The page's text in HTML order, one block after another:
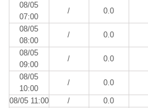
08/05
07:00
/ 0.0
08/05
08:00
/ 0.0
08/05
09:00
/ 0.0
08/05
10:00
/ 0.0
08/05 11:00 / 0.0